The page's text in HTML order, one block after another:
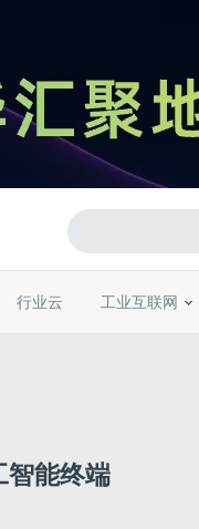
行业云 工业互联网
智能终端